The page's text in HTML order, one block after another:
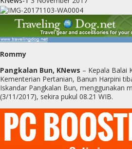
Rommy
Pangkalan Bun, KNews – Kepala Balai
Kementerian Pertanian, Banun Harpini
Iskandar Pangkalan Bun, menggunakan
(3/11/2017), sekira pukul 08.21 WIB.